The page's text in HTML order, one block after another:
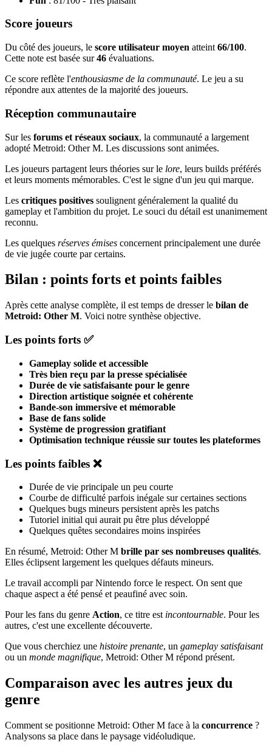
Score joueurs
Du côté des joueurs, le score utilisateur moyen atteint 66/100.
Cette note est basée sur46 évaluations.
Ce score reflète l'enthousiasme de la communauté. Le jeu a su
répondre aux attentes de la majorité des joueurs.
Réception communautaire
Sur les forums et réseaux sociaux, la communauté a largement
adopté Metroid: Other M. Les discussions sont animées.
Les joueurs partagent leurs théories sur le lore, leurs builds préférés
et leurs moments mémorables. C'est le signe d'un jeu qui marque.
Les critiques positives soulignent généralement la qualité du
gameplay et l'ambition du projet. Le souci du détail est unanimement
reconnu.
Les quelques réserves émises concernent principalement une durée
de vie jugée courte par certains.
Bilan : points forts et points faibles
Après cette analyse complète, il est temps de dresser le bilan de
Metroid: Other M. Voici notre synthèse objective.
Les points forts ✅
Gameplay solide et accessible
Très bien reçu par la presse spécialisée
Durée de vie satisfaisante pour le genre
Direction artistique soignée et cohérente
Bande-son immersive et mémorable
Base de fans solide
Système de progression gratifiant
Optimisation technique réussie sur toutes les plateformes
Les points faibles ❌
Durée de vie principale un peu courte
Courbe de difficulté parfois inégale sur certaines sections
Quelques bugs mineurs persistent après les patchs
Tutoriel initial qui aurait pu être plus développé
Quelques quêtes secondaires moins inspirées
En résumé, Metroid: Other M brille par ses nombreuses qualités.
Elles éclipsent largement les quelques défauts mineurs.
Le travail accompli par Nintendo force le respect. On sent que
chaque aspect a été pensé et peaufiné avec soin.
Pour les fans du genre Action, ce titre est incontournable. Pour les
autres, c'est une excellente découverte.
Que vous cherchiez une histoire prenante, un gameplay satisfaisant
ou un monde magnifique, Metroid: Other M répond présent.
Comparaison avec les autres jeux du
genre
Comment se positionne Metroid: Other M face à la concurrence ?
Analysons sa place dans le paysage vidéoludique.